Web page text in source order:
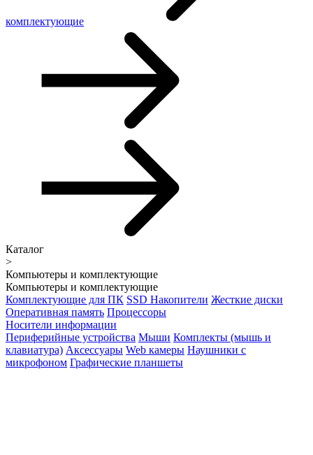
комплектующие
Каталог
>
Компьютеры и комплектующие
Компьютеры и комплектующие
Комплектующие для ПК SSD Накопители Жесткие диски
Оперативная память Процессоры
Носители информации
Периферийные устройства Мыши Комплекты (мышь и
клавиатура) Аксессуары Web камеры Наушники с
микрофоном Графические планшеты